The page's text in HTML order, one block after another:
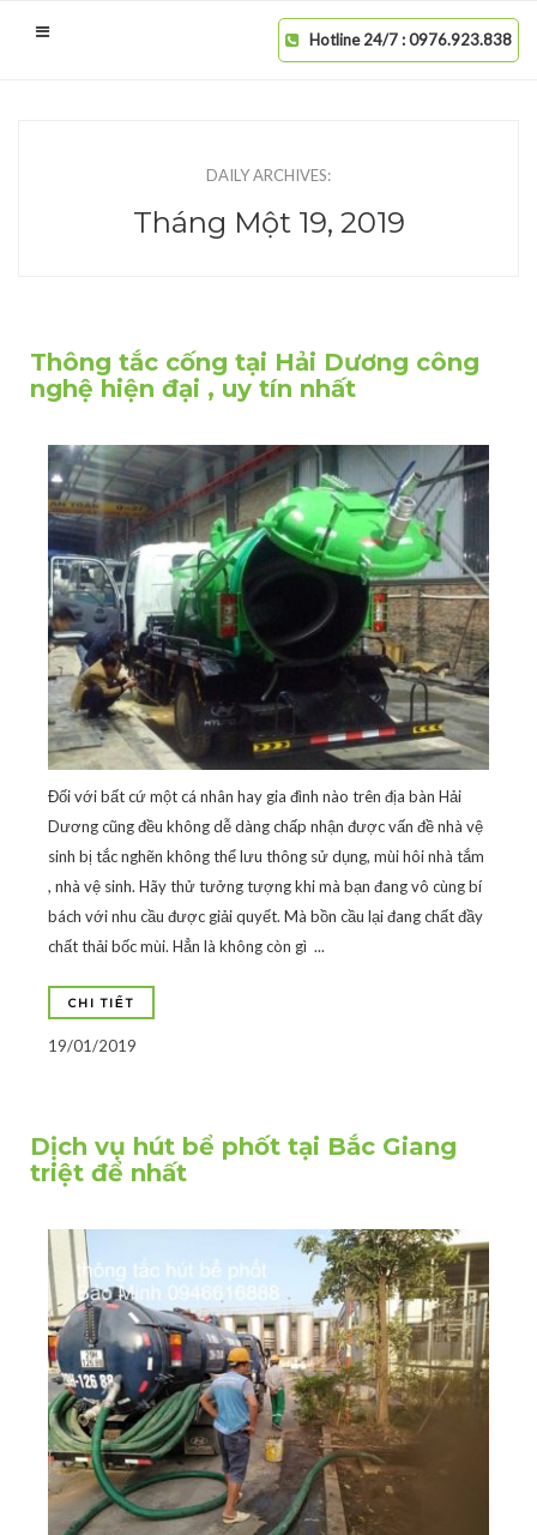
Hotline 24/7 : 0976.923.838
DAILY ARCHIVES:
Tháng Một 19, 2019
Thông tắc cống tại Hải Dương công
nghệ hiện đại , uy tín nhất
Đối với bất cứ một cá nhân hay gia đình nào trên địa bàn Hải
Dương cũng đều không dễ dàng chấp nhận được vấn đề nhà vệ
sinh bị tắc nghẽn không thể lưu thông sử dụng, mùi hôi nhà tắm
, nhà vệ sinh. Hãy thử tưởng tượng khi mà bạn đang vô cùng bí
bách với nhu cầu được giải quyết. Mà bồn cầu lại đang chất đầy
chất thải bốc mùi. Hẳn là không còn gì ...
CHI TIẾT
19/01/2019
Dịch vụ hút bể phốt tại Bắc Giang
triệt để nhất